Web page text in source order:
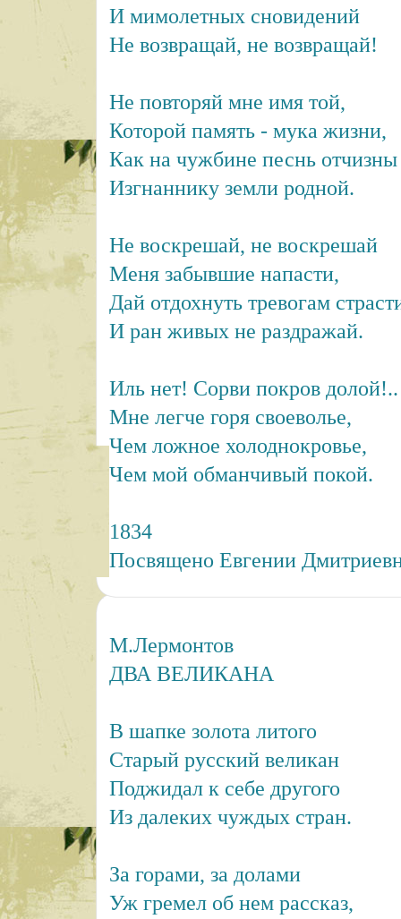
И мимолетных сновидений
Не возвращай, не возвращай!
Не повторяй мне имя той,
Которой память - мука жизни,
Как на чужбине песнь отчизны
Изгнаннику земли родной.
Не воскрешай, не воскрешай
Меня забывшие напасти,
Дай отдохнуть тревогам
И ран живых не раздражай.
Иль нет! Сорви покров долой!..
Мне легче горя своеволье,
Чем ложное холоднокровье,
Чем мой обманчивый покой.
1834
Посвящено Евгении
М.Лермонтов
ДВА ВЕЛИКАНА
В шапке золота литого
Старый русский великан
Поджидал к себе другого
Из далеких чуждых стран.
За горами, за долами
Уж гремел об нем рассказ,